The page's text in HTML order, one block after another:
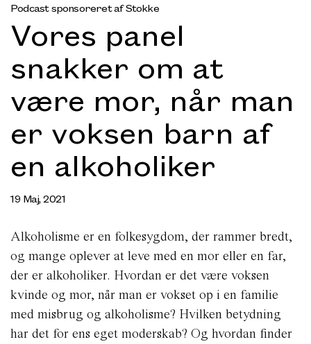
Podcast sponsoreret af Stokke
Vores panel
snakker om at
være mor, når man
er voksen barn af
en alkoholiker
19 Maj, 2021
Alkoholisme er en folkesygdom, der rammer bredt,
og mange oplever at leve med en mor eller en far,
der er alkoholiker. Hvordan er det være voksen
kvinde og mor, når man er vokset op i en familie
med misbrug og alkoholisme? Hvilken betydning
har det for ens eget moderskab? Og hvordan finder